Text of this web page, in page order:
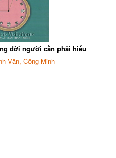
đời người cần phải hiểu
Vân, Công Minh